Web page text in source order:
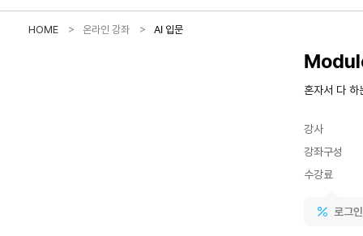
HOME 온라인 강좌 AI 입문
혼자서 다 하
강사
강좌구성
수강료
로그